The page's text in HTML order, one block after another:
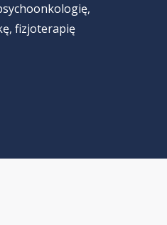
fizjoterapię